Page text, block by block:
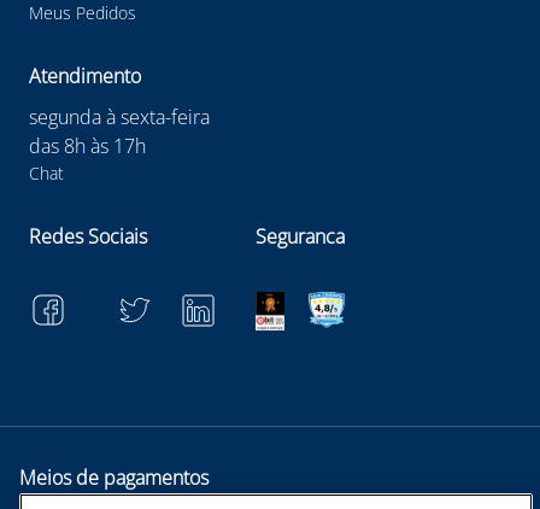
Meus Pedidos
Atendimento
segunda à sexta-feira
das 8h às 17h
Chat
Redes Sociais Seguranca
Meios de pagamentos